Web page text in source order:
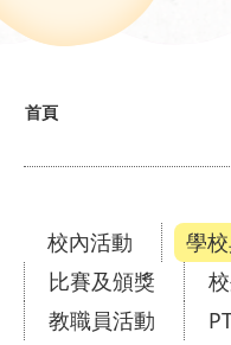
導
連
首頁
校內活動 學
比賽及頒獎
教職員活動